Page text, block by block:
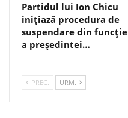
Partidul lui Ion Chicu
inițiază procedura de
suspendare din funcție
a președintei…
PREC. URM.